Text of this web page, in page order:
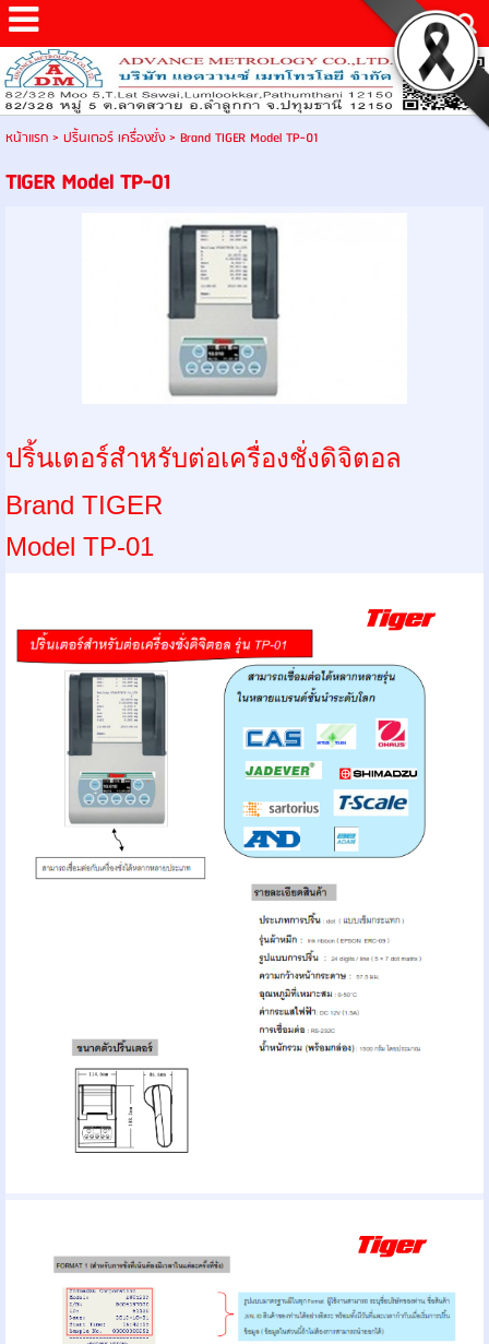
หน้าแรก> ปริ้นเตอร์ เครื่องชั่ง> Brand TIGER Model TP-01
TIGER Model TP-01
ปริ้นเตอร์สำหรับต่อเครื่องชั่งดิจิตอล
Brand TIGER
Model TP-01